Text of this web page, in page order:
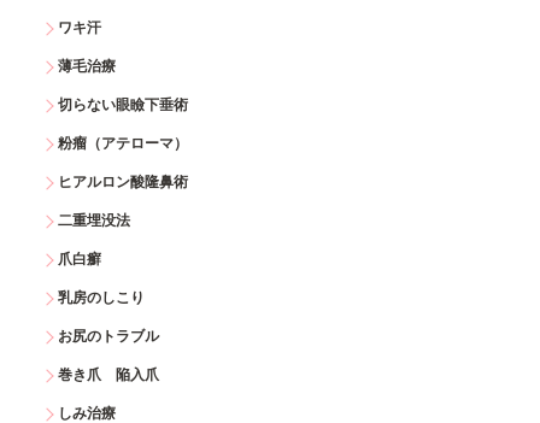
ワキ汗
薄毛治療
切らない眼瞼下垂術
粉瘤（アテローマ）
ヒアルロン酸隆鼻術
二重埋没法
爪白癬
乳房のしこり
お尻のトラブル
巻き爪 陥入爪
しみ治療